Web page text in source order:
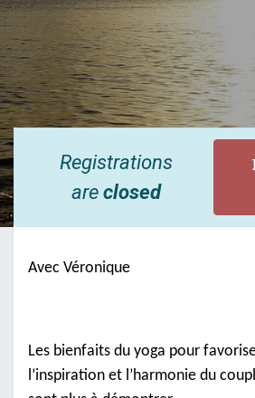
Registrations
areclosed
Avec Véronique
Les bienfaits du yoga pour
l’inspiration et l’harmonie du